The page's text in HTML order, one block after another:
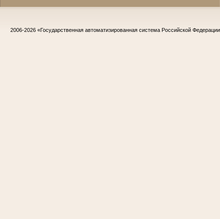
2006-2026 «Государственная автоматизированная система Российской